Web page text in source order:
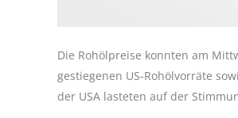
Die Rohölpreise konnten am
gestiegenen US-Rohölvorräte
der USA lasteten auf der